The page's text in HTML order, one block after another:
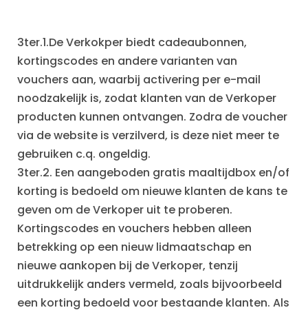
3ter.1.De Verkokper biedt cadeaubonnen,
kortingscodes en andere varianten van
vouchers aan, waarbij activering per e-mail
noodzakelijk is, zodat klanten van de Verkoper
producten kunnen ontvangen. Zodra de voucher
via de website is verzilverd, is deze niet meer te
gebruiken c.q. ongeldig.
3ter.2. Een aangeboden gratis maaltijdbox en/of
korting is bedoeld om nieuwe klanten de kans te
geven om de Verkoper uit te proberen.
Kortingscodes en vouchers hebben alleen
betrekking op een nieuw lidmaatschap en
nieuwe aankopen bij de Verkoper, tenzij
uitdrukkelijk anders vermeld, zoals bijvoorbeeld
een korting bedoeld voor bestaande klanten. Als